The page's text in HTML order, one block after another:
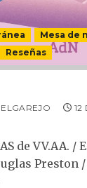
Mesa de
Reseñas
12
de VV.AA.
Preston